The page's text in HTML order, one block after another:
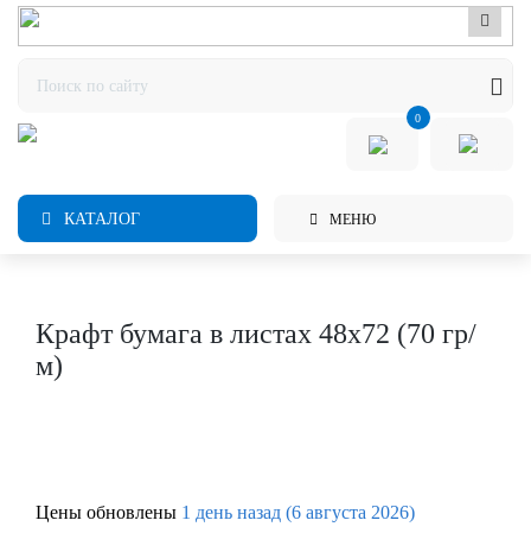
0
КАТАЛОГ МЕНЮ
Крафт бумага в листах 48х72 (70 гр/
м)
Цены обновлены 1 день назад (6 августа 2026)